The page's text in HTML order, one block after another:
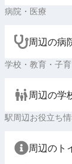
病院・医療
周辺の病
学校・教育・子育
周辺の学
駅周辺お役立ち
周辺のト